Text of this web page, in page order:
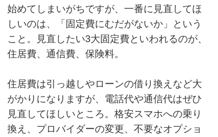
始めてしまいがちですが、一番に見直してほ
しいのは、「固定費にむだがないか」という
こと。見直したい3大固定費といわれるのが、
住居費、通信費、保険料。
住居費は引っ越しやローンの借り換えなど大
がかりになりますが、電話代や通信代はぜひ
見直してほしいところ。格安スマホへの乗り
換え、プロバイダーの変更、不要なオプショ